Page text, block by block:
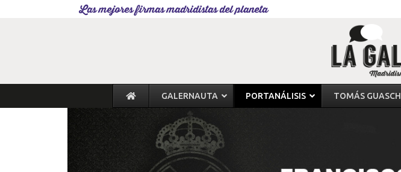
Las mejores firmas madridistas del planeta
GALERNAUTA PORTANÁLISIS TOMÁS GUASCH